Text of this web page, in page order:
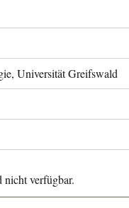
Universität Greifswald
nicht verfügbar.